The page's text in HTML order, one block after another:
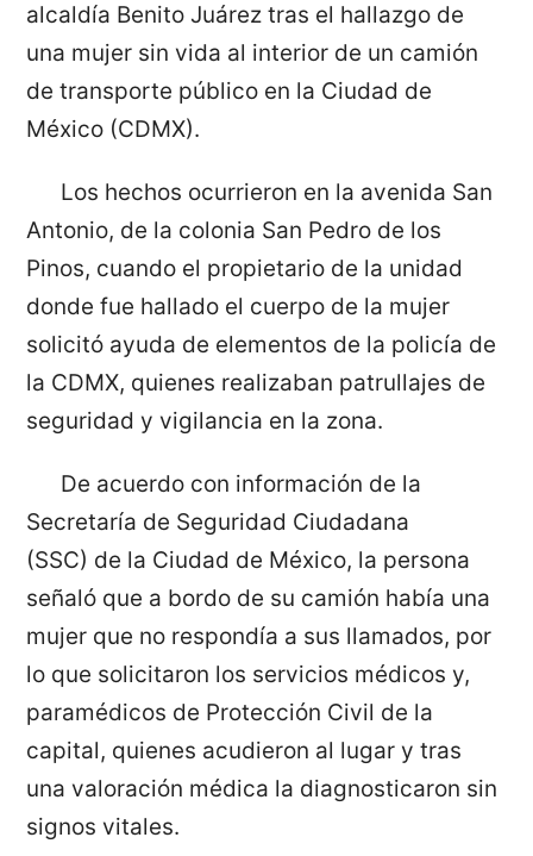
alcaldía Benito Juárez tras el hallazgo de
una mujer sin vida al interior de un camión
de transporte público en la Ciudad de
México (CDMX).
Los hechos ocurrieron en la avenida San
Antonio, de la colonia San Pedro de los
Pinos, cuando el propietario de la unidad
donde fue hallado el cuerpo de la mujer
solicitó ayuda de elementos de la policía de
la CDMX, quienes realizaban patrullajes de
seguridad y vigilancia en la zona.
De acuerdo con información de la
Secretaría de Seguridad Ciudadana
(SSC) de la Ciudad de México, la persona
señaló que a bordo de su camión había una
mujer que no respondía a sus llamados, por
lo que solicitaron los servicios médicos y,
paramédicos de Protección Civil de la
capital, quienes acudieron al lugar y tras
una valoración médica la diagnosticaron sin
signos vitales.